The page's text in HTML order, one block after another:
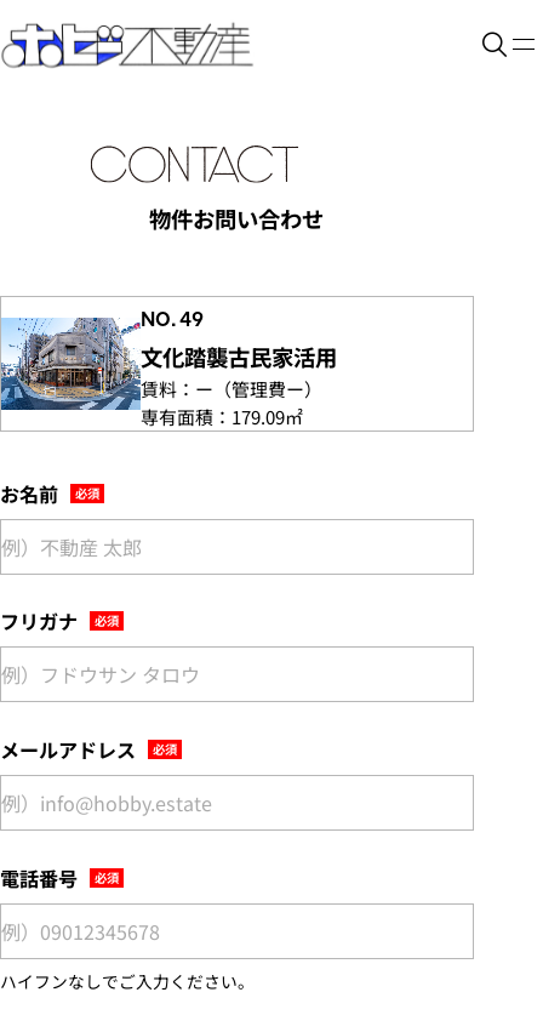
物件お問い合わせ
NO. 49
文化踏襲古民家活用
賃料： ー （管理費ー）
専有面積： 179.09㎡
お名前
フリガナ
メールアドレス
電話番号
ハイフンなしでご入力ください。